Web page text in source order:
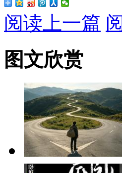
阅读上一篇
图文欣赏